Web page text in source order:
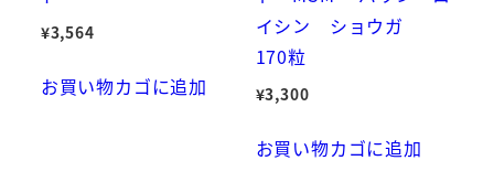
¥3,564
お買い物カゴに追加
イシン ショウガ
170粒
¥3,300
お買い物カゴに追加